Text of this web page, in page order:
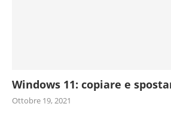
Windows 11: copiare e
Ottobre 19, 2021